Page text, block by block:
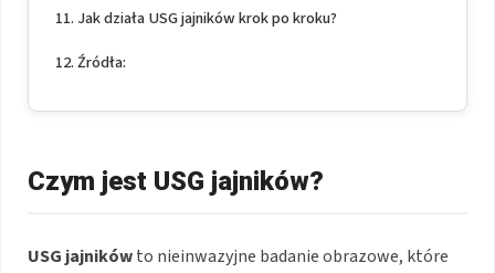
Jak działa USG jajników krok po kroku?
Źródła:
Czym jest USG jajników?
USG jajnikówto nieinwazyjne badanie obrazowe, które